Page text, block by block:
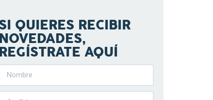
QUIERES RECIBIR
NOVEDADES,
REGÍSTRATE AQUÍ